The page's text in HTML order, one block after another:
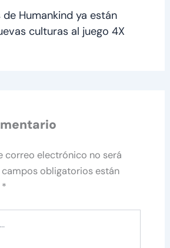
Humankind ya están
culturas al juego 4X
correo electrónico no será
campos obligatorios están
*